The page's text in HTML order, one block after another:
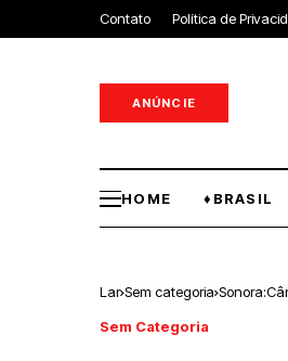
Contato Política de
ANÚNCIE
HOME ♦BRASIL
Lar Sem categoria
Sem Categoria